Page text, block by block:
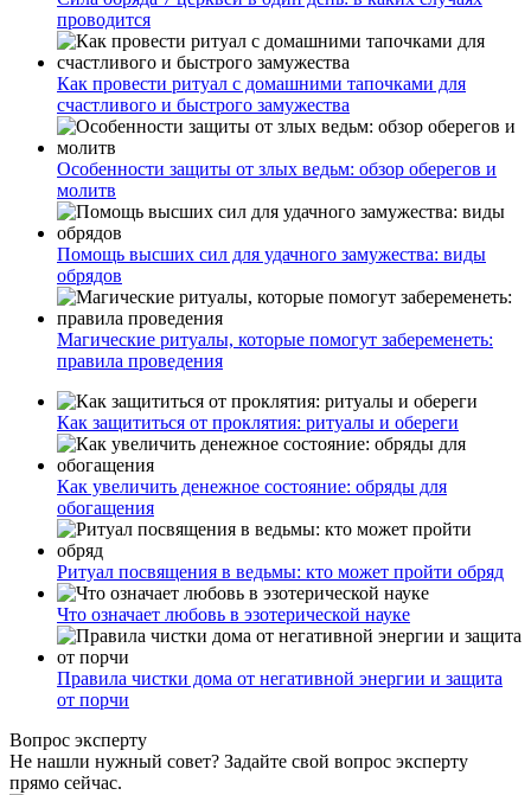
проводится
Как провести ритуал с домашними тапочками для
счастливого и быстрого замужества
Особенности защиты от злых ведьм: обзор оберегов и
молитв
Помощь высших сил для удачного замужества: виды
обрядов
Магические ритуалы, которые помогут забеременеть:
правила проведения
Как защититься от проклятия: ритуалы и обереги
Как увеличить денежное состояние: обряды для
обогащения
Ритуал посвящения в ведьмы: кто может пройти обряд
Что означает любовь в эзотерической науке
Правила чистки дома от негативной энергии и защита
от порчи
Вопрос эксперту
Не нашли нужный совет? Задайте свой вопрос эксперту
прямо сейчас.